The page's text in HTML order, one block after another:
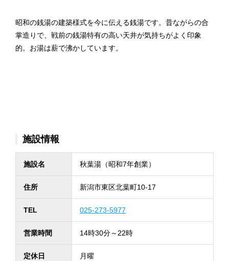
昭和の銭湯の建築様式を今に伝える銭湯です。昔ながらの合
掌造りで、戦前の銭湯特有の高い天井が気持ちがよく印象
的。お湯は薪で沸かしています。
施設情報
施設名 秋葉湯（昭和7年創業）
住所 新潟市東区北葉町10-17
TEL 025-273-5977
営業時間 14時30分～22時
定休日 月曜